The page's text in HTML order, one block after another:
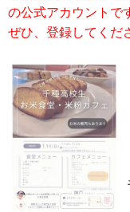
の公式アカウントで
ぜひ、登録してくだ